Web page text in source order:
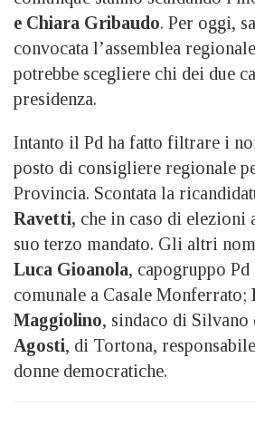
e Chiara Gribaudo. Per oggi,
convocata l’assemblea
potrebbe scegliere chi dei due
presidenza.
Intanto il Pd ha fatto filtrare i
posto di consigliere regionale
Provincia. Scontata la
Ravetti, che in caso di elezioni
suo terzo mandato. Gli altri
Luca Gioanola, capogruppo
comunale a Casale Monferrato;
Maggiolino, sindaco di Silvano
Agosti, di Tortona,
donne democratiche.